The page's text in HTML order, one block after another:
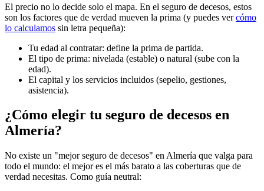
El precio no lo decide solo el mapa. En el seguro de decesos, estos
son los factores que de verdad mueven la prima (y puedes vercómo
lo calculamos sin letra pequeña):
Tu edad al contratar: define la prima de partida.
El tipo de prima: nivelada (estable) o natural (sube con la
edad).
El capital y los servicios incluidos (sepelio, gestiones,
asistencia).
¿Cómo elegir tu seguro de decesos en
Almería?
No existe un "mejor seguro de decesos" en Almería que valga para
todo el mundo: el mejor es el más barato a las coberturas que de
verdad necesitas. Como guía neutral: